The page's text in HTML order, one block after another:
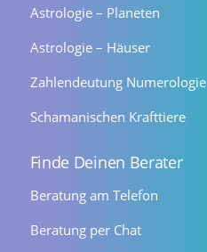
Astrologie – Planeten
Astrologie – Häuser
Zahlendeutung Numerologie
Schamanischen Krafttiere
Finde Deinen Berater
Beratung am Telefon
Beratung per Chat